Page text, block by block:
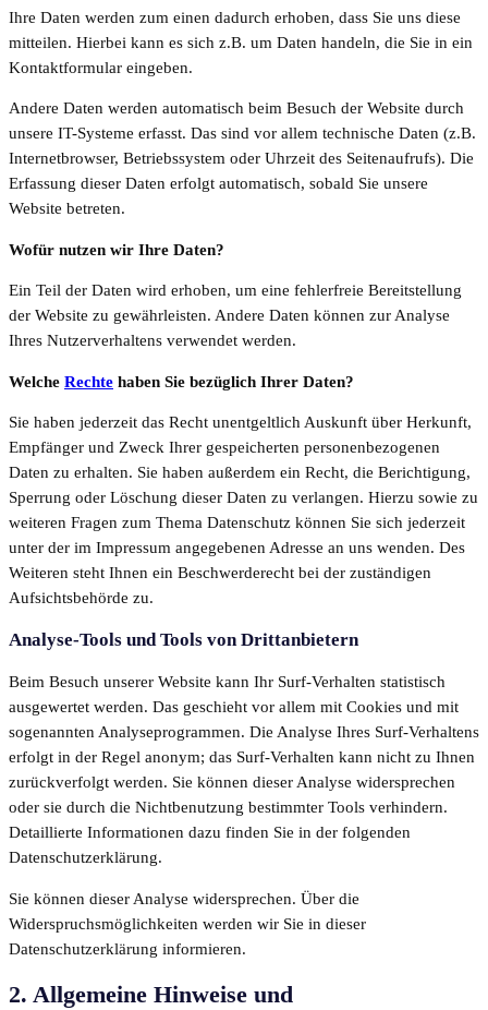
Ihre Daten werden zum einen dadurch erhoben, dass Sie uns diese
mitteilen. Hierbei kann es sich z.B. um Daten handeln, die Sie in ein
Kontaktformular eingeben.
Andere Daten werden automatisch beim Besuch der Website durch
unsere IT-Systeme erfasst. Das sind vor allem technische Daten (z.B.
Internetbrowser, Betriebssystem oder Uhrzeit des Seitenaufrufs). Die
Erfassung dieser Daten erfolgt automatisch, sobald Sie unsere
Website betreten.
Wofür nutzen wir Ihre Daten?
Ein Teil der Daten wird erhoben, um eine fehlerfreie Bereitstellung
der Website zu gewährleisten. Andere Daten können zur Analyse
Ihres Nutzerverhaltens verwendet werden.
Welche Rechte haben Sie bezüglich Ihrer Daten?
Sie haben jederzeit das Recht unentgeltlich Auskunft über Herkunft,
Empfänger und Zweck Ihrer gespeicherten personenbezogenen
Daten zu erhalten. Sie haben außerdem ein Recht, die Berichtigung,
Sperrung oder Löschung dieser Daten zu verlangen. Hierzu sowie zu
weiteren Fragen zum Thema Datenschutz können Sie sich jederzeit
unter der im Impressum angegebenen Adresse an uns wenden. Des
Weiteren steht Ihnen ein Beschwerderecht bei der zuständigen
Aufsichtsbehörde zu.
Analyse-Tools und Tools von Drittanbietern
Beim Besuch unserer Website kann Ihr Surf-Verhalten statistisch
ausgewertet werden. Das geschieht vor allem mit Cookies und mit
sogenannten Analyseprogrammen. Die Analyse Ihres Surf-Verhaltens
erfolgt in der Regel anonym; das Surf-Verhalten kann nicht zu Ihnen
zurückverfolgt werden. Sie können dieser Analyse widersprechen
oder sie durch die Nichtbenutzung bestimmter Tools verhindern.
Detaillierte Informationen dazu finden Sie in der folgenden
Datenschutzerklärung.
Sie können dieser Analyse widersprechen. Über die
Widerspruchsmöglichkeiten werden wir Sie in dieser
Datenschutzerklärung informieren.
2. Allgemeine Hinweise und